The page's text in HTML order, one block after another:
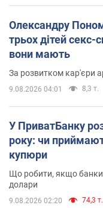
Олександру
трьох дітей
вони мають
За розвитком кар'єри
9.08.2026 04:01 8,3 т.
У ПриватБанку
року: чи
купюри
Що робити, якщо банки
долари
9.08.2026 02:20 74,3 т.